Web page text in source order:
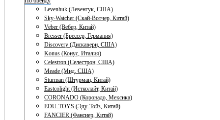
Levenhuk (Левенгук, США)
Sky-Watcher (Скай-Вотчер, Китай)
Veber (Вебер, Китай)
Bresser (Брессер, Германия)
Discovery (Дискавери, США)
Konus (Конус, Италия)
Celestron (Селестрон, США)
Meade (Мид, США)
Sturman (Штурман, Китай)
Eastcolight (Истколайт, Китай)
CORONADO (Коронадо, Мексика)
EDU-TOYS (Эду-Тойз, Китай)
FANCIER (Фансиер, Китай)